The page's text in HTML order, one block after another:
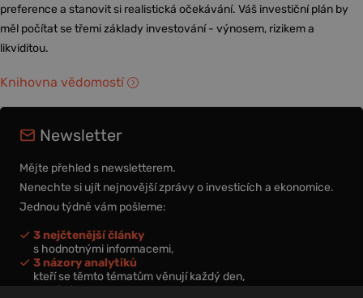
preference a stanovit si realistická očekávání. Váš investiční plán by
měl počítat se třemi základy investování - výnosem, rizikem a
likviditou.
Knihovna vědomostí
Newsletter
Mějte přehled s newsletterem.
Nenechte si ujít nejnovější zprávy o investicích a ekonomice.
Jednou týdně vám pošleme:
3 nejčtenější články
s hodnotnými informacemi,
3 názory analytiků
kteří se těmto tématům věnují každý den,
nová videa a podcasty